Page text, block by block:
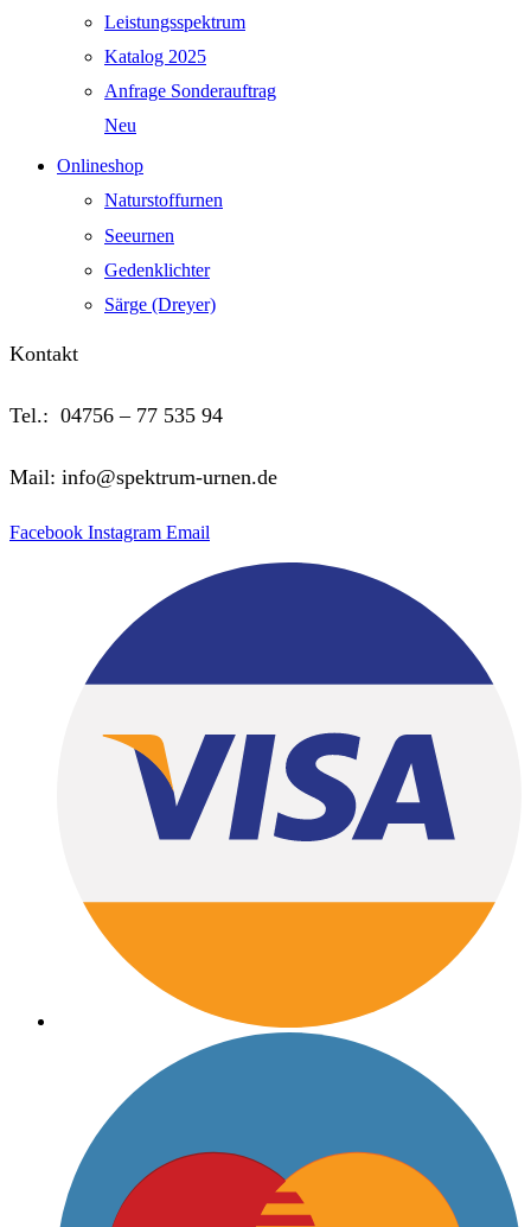
Leistungsspektrum
Katalog 2025
Anfrage Sonderauftrag
Neu
Onlineshop
Naturstoffurnen
Seeurnen
Gedenklichter
Särge (Dreyer)
Kontakt
Tel.: 04756 – 77 535 94
Mail: info@spektrum-urnen.de
Facebook Instagram Email